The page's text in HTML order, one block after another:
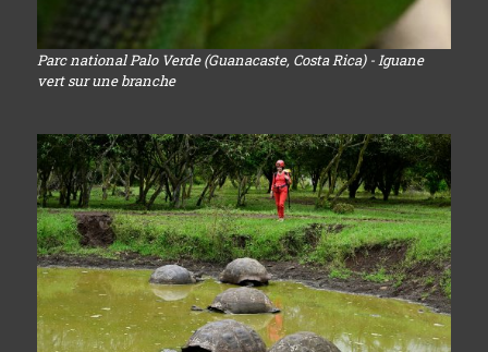
Parc national Palo Verde (Guanacaste, Costa Rica) - Iguane
vert sur une branche